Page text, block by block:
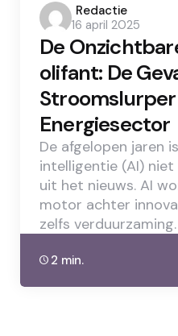
Posted
by
Redactie
16 april 2025
De
olifant: De
Energiesector
De afgelopen jaren
intelligentie (AI)
uit het nieuws. AI
motor achter
zelfs
2 min.